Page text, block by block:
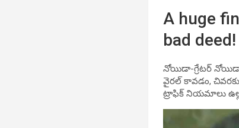
A huge
bad deed!
నోయిడా-గ్రేటర్ నోయిడా
వైరల్ కావడం,
ట్రాఫిక్ నియమాలు